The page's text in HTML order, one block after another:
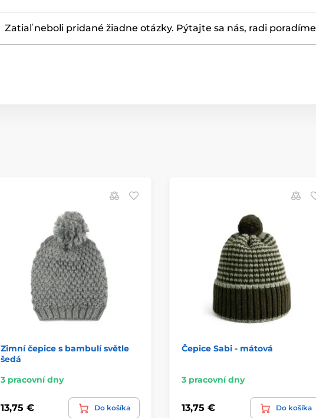
Zatiaľ neboli pridané žiadne otázky. Pýtajte sa nás, radi poradíme
Zimní čepice s bambulí světle
šedá
3 pracovní dny
13,75 € Do košíka
Čepice Sabi - mátová
3 pracovní dny
13,75 € Do košíka